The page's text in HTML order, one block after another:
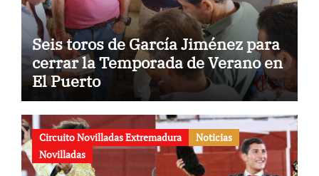
Seis toros de García Jiménez para
cerrar la Temporada de Verano en
El Puerto
Circuito Novilladas Extremadura
Noticias
Novilladas